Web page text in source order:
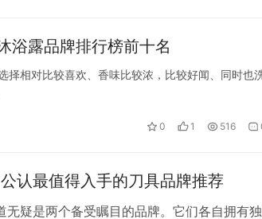
浴露品牌排行榜前十名
择相对比较喜欢、香味比较浓，比较好闻、同时也
0 1 516
认最值得入手的刀具品牌推荐
无疑是两个备受瞩目的品牌。它们各自拥有